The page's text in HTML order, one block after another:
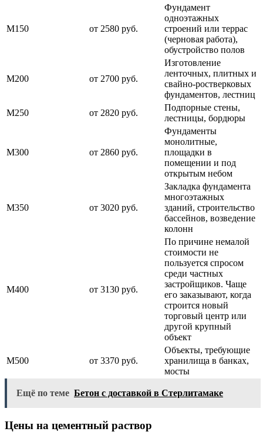
М150 от 2580 руб.
Фундамент
одноэтажных
строений или террас
(черновая работа),
обустройство полов
М200 от 2700 руб.
Изготовление
ленточных, плитных и
свайно-ростверковых
фундаментов, лестниц
М250
от 2820 руб.
Подпорные стены,
лестницы, бордюры
М300 от 2860 руб.
Фундаменты
монолитные,
площадки в
помещении и под
открытым небом
М350 от 3020 руб.
Закладка фундамента
многоэтажных
зданий, строительство
бассейнов, возведение
колонн
М400 от 3130 руб.
По причине немалой
стоимости не
пользуется спросом
среди частных
застройщиков. Чаще
его заказывают, когда
строится новый
торговый центр или
другой крупный
объект
М500 от 3370 руб.
Объекты, требующие
хранилища в банках,
мосты
Ещё по теме Бетон с доставкой в Стерлитамаке
Цены на цементный раствор